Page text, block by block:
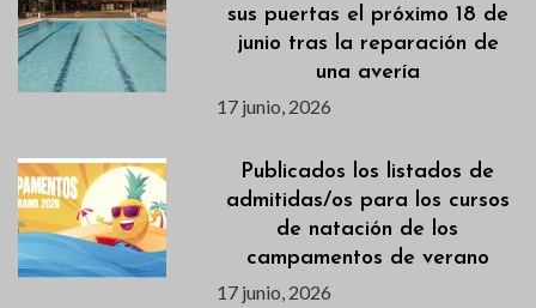
sus puertas el próximo 18 de
junio tras la reparación de
una avería
17 junio, 2026
Publicados los listados de
admitidas/os para los cursos
de natación de los
campamentos de verano
17 junio, 2026